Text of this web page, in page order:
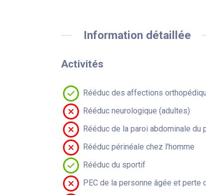
Information détaillée
Activités
Rééduc des affections
Rééduc neurologique (adultes)
Rééduc de la paroi abdominale du
Rééduc périnéale chez l'homme
Rééduc du sportif
PEC de la personne âgée et perte